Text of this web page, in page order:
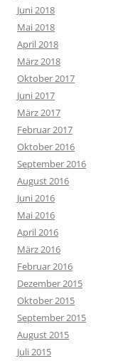
Juni 2018
Mai 2018
April 2018
März 2018
Oktober 2017
Juni 2017
März 2017
Februar 2017
Oktober 2016
September 2016
August 2016
Juni 2016
Mai 2016
April 2016
März 2016
Februar 2016
Dezember 2015
Oktober 2015
September 2015
August 2015
Juli 2015